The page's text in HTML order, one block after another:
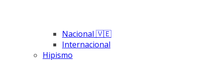
Nacional 🇻🇪
Internacional
Hipismo